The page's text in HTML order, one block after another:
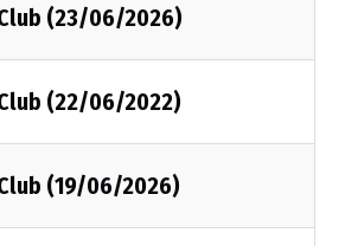
(23/06/2026)
(22/06/2022)
(19/06/2026)